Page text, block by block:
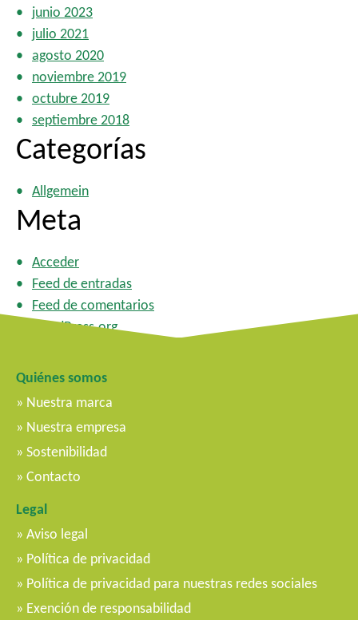
junio 2023
julio 2021
agosto 2020
noviembre 2019
octubre 2019
septiembre 2018
Categorías
Allgemein
Meta
Acceder
Feed de entradas
Feed de comentarios
WordPress.org
Quiénes somos
Nuestra marca
Nuestra empresa
Sostenibilidad
Contacto
Legal
Aviso legal
Política de privacidad
Política de privacidad para nuestras redes sociales
Exención de responsabilidad